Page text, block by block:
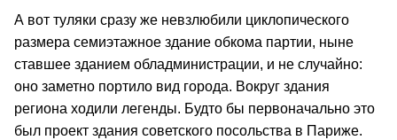
А вот туляки сразу же невзлюбили циклопического
размера семиэтажное здание обкома партии, ныне
ставшее зданием обладминистрации, и не случайно:
оно заметно портило вид города. Вокруг здания
региона ходили легенды. Будто бы первоначально это
был проект здания советского посольства в Париже.